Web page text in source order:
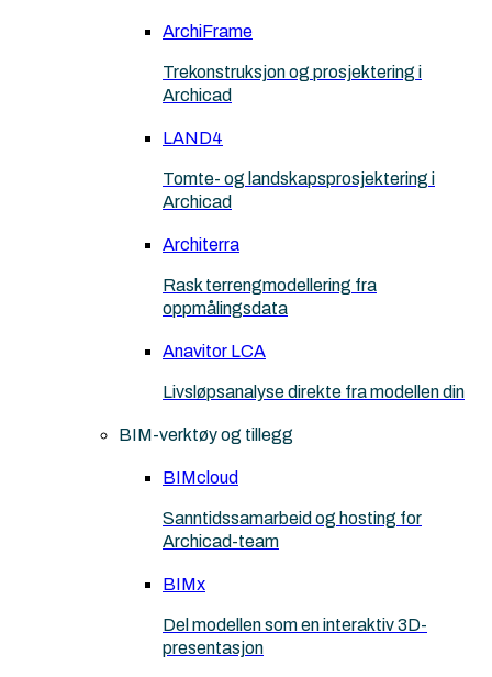
ArchiFrame
Trekonstruksjon og prosjektering i
Archicad
LAND4
Tomte- og landskapsprosjektering i
Archicad
Architerra
Rask terrengmodellering fra
oppmålingsdata
Anavitor LCA
Livsløpsanalyse direkte fra modellen din
BIM-verktøy og tillegg
BIMcloud
Sanntidssamarbeid og hosting for
Archicad-team
BIMx
Del modellen som en interaktiv 3D-
presentasjon